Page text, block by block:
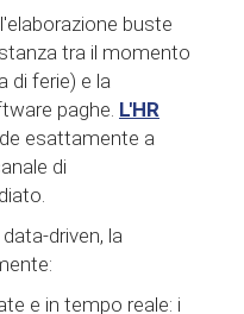
buste
tra il momento
di ferie) e la
paghe. L'HR
esattamente a
di
driven, la
e in tempo reale: i